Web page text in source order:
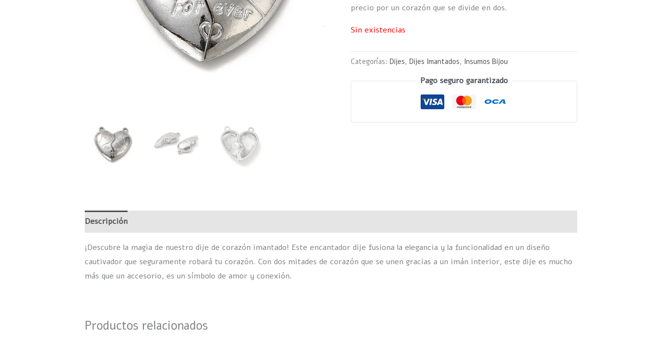
precio por un corazón que se divide en dos.
Sin existencias
Categorías: Dijes, Dijes Imantados, Insumos Bijou
Pago seguro garantizado
Descripción
¡Descubre la magia de nuestro dije de corazón imantado! Este encantador dije fusiona la elegancia y la funcionalidad en un diseño
cautivador que seguramente robará tu corazón. Con dos mitades de corazón que se unen gracias a un imán interior, este dije es mucho
más que un accesorio, es un símbolo de amor y conexión.
Productos relacionados